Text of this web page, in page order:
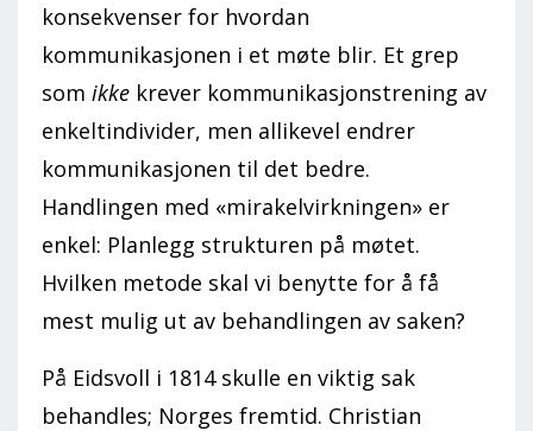
konsekvenser for hvordan
kommunikasjonen i et møte blir. Et grep
som ikke krever kommunikasjonstrening av
enkeltindivider, men allikevel endrer
kommunikasjonen til det bedre.
Handlingen med «mirakelvirkningen» er
enkel: Planlegg strukturen på møtet.
Hvilken metode skal vi benytte for å få
mest mulig ut av behandlingen av saken?
På Eidsvoll i 1814 skulle en viktig sak
behandles; Norges fremtid. Christian